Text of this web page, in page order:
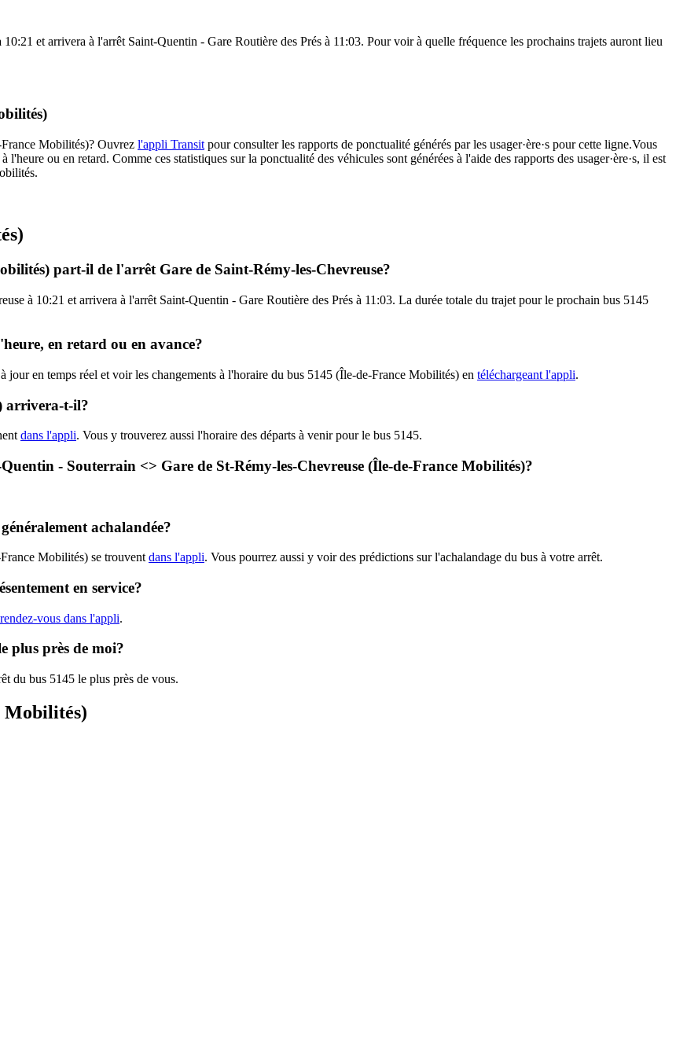
et arrivera à l'arrêt Saint-Quentin - Gare Routière des Prés à 11:03. Pour voir à quelle fréquence les prochains trajets auront lieu
Mobilités)? Ouvrez l'appli Transit pour consulter les rapports de ponctualité générés par les usager·ère·s pour cette ligne.Vous
ou en retard. Comme ces statistiques sur la ponctualité des véhicules sont générées à l'aide des rapports des usager·ère·s, il est
part-il de l'arrêt Gare de Saint-Rémy-les-Chevreuse?
à 10:21 et arrivera à l'arrêt Saint-Quentin - Gare Routière des Prés à 11:03. La durée totale du trajet pour le prochain bus 5145
en retard ou en avance?
en temps réel et voir les changements à l'horaire du bus 5145 (Île-de-France Mobilités) en téléchargeant l'appli.
arrivera-t-il?
dans l'appli. Vous y trouverez aussi l'horaire des départs à venir pour le bus 5145.
- Souterrain <> Gare de St-Rémy-les-Chevreuse (Île-de-France Mobilités)?
achalandée?
Mobilités) se trouvent dans l'appli. Vous pourrez aussi y voir des prédictions sur l'achalandage du bus à votre arrêt.
en service?
rendez-vous dans l'appli.
plus près de moi?
du bus 5145 le plus près de vous.
Mobilités)